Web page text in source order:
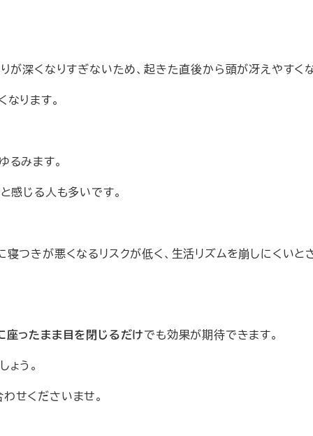
が深くなりすぎないため、起きた直後から頭が冴えやすくな
ります。
るみます。
感じる人も多いです。
つきが悪くなるリスクが低く、生活リズムを崩しにくいと
座ったまま目を閉じるだけでも効果が期待できます。
う。
せくださいませ。